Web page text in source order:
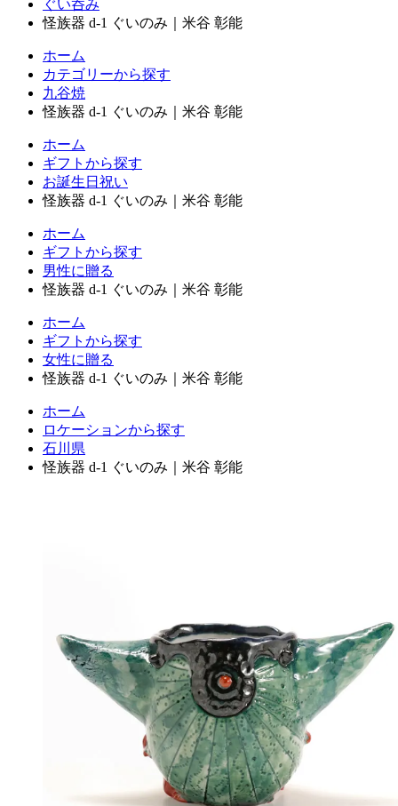
ぐい呑み
怪族器 d-1 ぐいのみ｜米谷 彰能
ホーム
カテゴリーから探す
九谷焼
怪族器 d-1 ぐいのみ｜米谷 彰能
ホーム
ギフトから探す
お誕生日祝い
怪族器 d-1 ぐいのみ｜米谷 彰能
ホーム
ギフトから探す
男性に贈る
怪族器 d-1 ぐいのみ｜米谷 彰能
ホーム
ギフトから探す
女性に贈る
怪族器 d-1 ぐいのみ｜米谷 彰能
ホーム
ロケーションから探す
石川県
怪族器 d-1 ぐいのみ｜米谷 彰能